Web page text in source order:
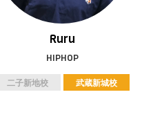
Ruru
HIPHOP
二子新地校 武蔵新城校